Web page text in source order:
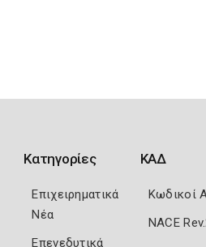
Κατηγορίες
Επιχειρηματικά
Νέα
Επενεδυτικά
ΚΑΔ
Κωδικοί
NACE